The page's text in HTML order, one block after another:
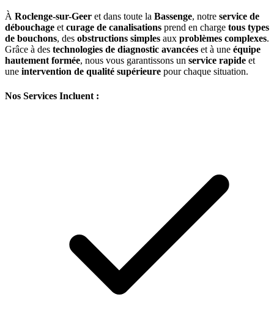
À Roclenge-sur-Geer et dans toute la Bassenge, notre service de
débouchage et curage de canalisations prend en charge tous types
de bouchons, des obstructions simples aux problèmes complexes.
Grâce à des technologies de diagnostic avancées et à une équipe
hautement formée, nous vous garantissons un service rapide et
une intervention de qualité supérieure pour chaque situation.
Nos Services Incluent :